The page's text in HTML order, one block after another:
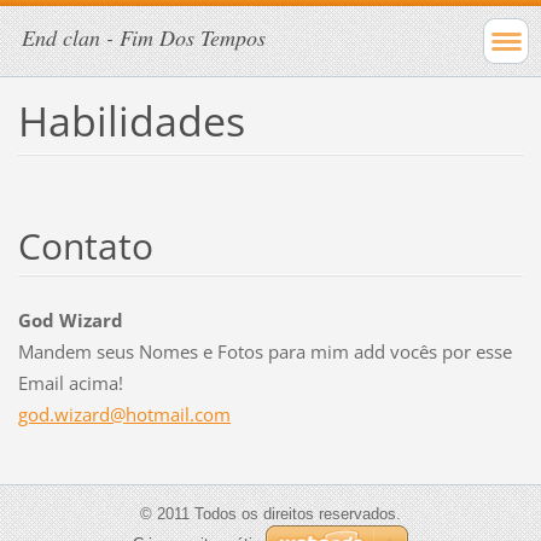
End clan - Fim Dos Tempos
Habilidades
Contato
God Wizard
Mandem seus Nomes e Fotos para mim add vocês por esse
Email acima!
god.wizard@hotmail.com
© 2011 Todos os direitos reservados.